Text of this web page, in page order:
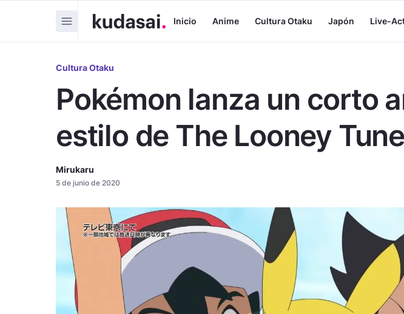
Inicio Anime Cultura Otaku Japón Live-
Cultura Otaku
Pokémon lanza un corto
estilo de The Looney
Mirukaru
5 de junio de 2020